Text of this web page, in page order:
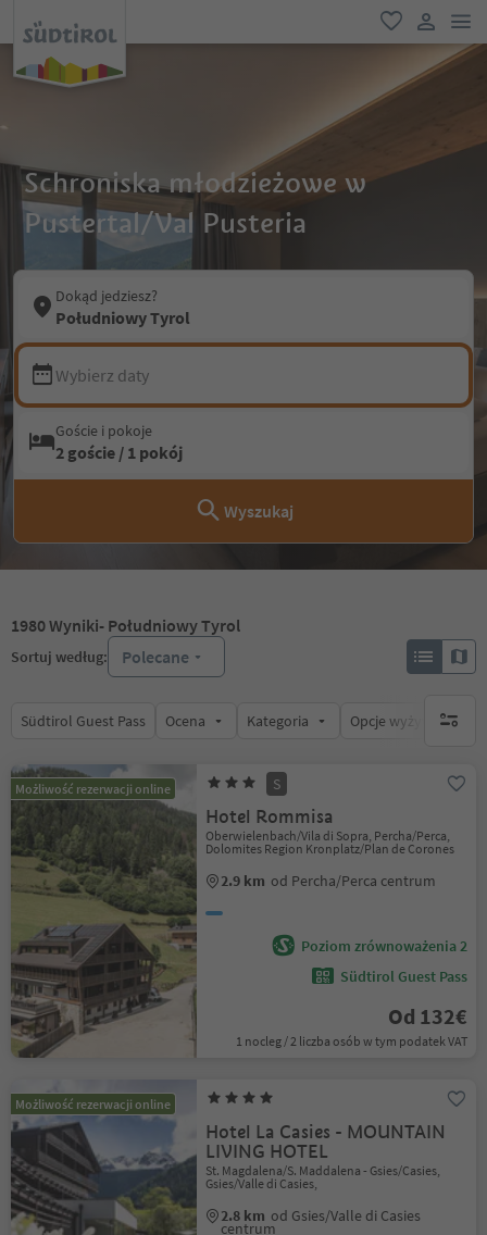
ulubione
link
Schroniska młodzieżowe w
Pustertal/Val Pusteria
Dokąd jedziesz?
Południowy Tyrol
Wybierz daty
Goście i pokoje
2 goście / 1 pokój
Wyszukaj
1980Wyniki- Południowy Tyrol
Sortuj według: Polecane
Südtirol Guest Pass Ocena Kategoria Opcje wyżywieniabrak
Możliwość rezerwacji online S
Hotel Rommisa
Oberwielenbach/Vila di Sopra, Percha/Perca,
Dolomites Region Kronplatz/Plan de Corones
2.9 km od Percha/Perca centrum
Poziom zrównoważenia 2
Südtirol Guest Pass
Od 132€
1 nocleg / 2 liczba osób w tym podatek VAT
Możliwość rezerwacji online
Hotel La Casies - MOUNTAIN
LIVING HOTEL
St. Magdalena/S. Maddalena - Gsies/Casies,
Gsies/Valle di Casies,
2.8 km od Gsies/Valle di Casies
centrum